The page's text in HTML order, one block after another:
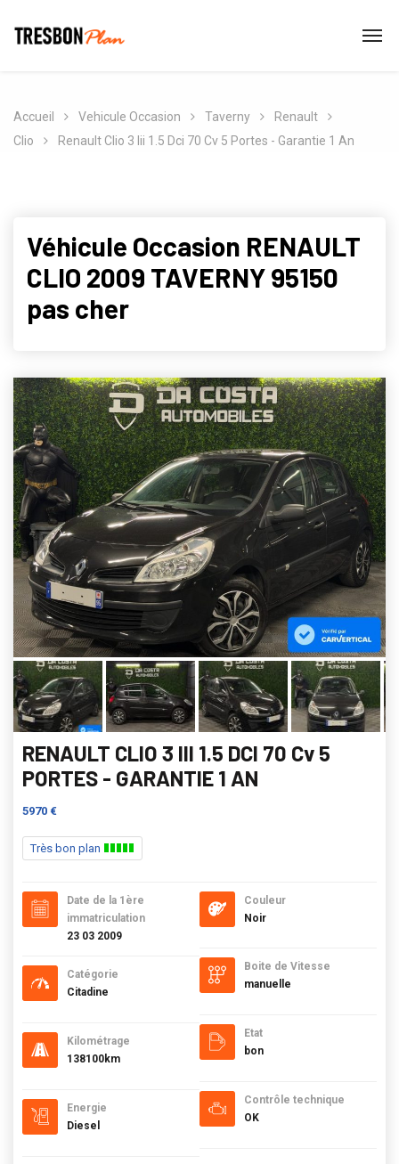
Accueil Vehicule Occasion Taverny
Renault
Clio
Renault Clio 3 Iii 1.5 Dci 70 Cv 5 Portes - Garantie 1 An
Véhicule Occasion RENAULT
CLIO 2009 TAVERNY 95150
pas cher
RENAULT CLIO 3 III 1.5 DCI 70 Cv 5
PORTES - GARANTIE 1 AN
5970 €
Très bon plan
Date de la 1ère
immatriculation
23 03 2009
Catégorie
Citadine
Kilométrage
138100km
Energie
Diesel
Couleur
Noir
Boite de Vitesse
manuelle
Etat
bon
Contrôle technique
OK